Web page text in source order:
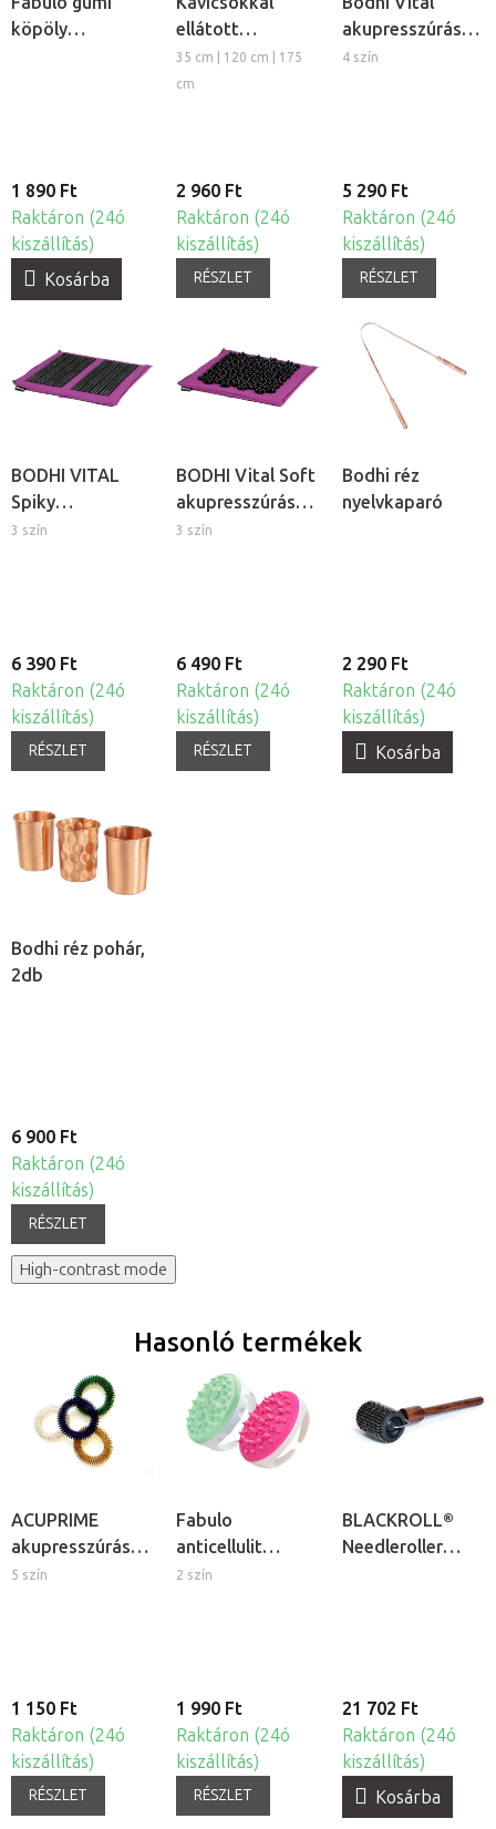
köpöly
1 890 Ft
Raktáron (24ó
kiszállítás)
Kosárba
ellátott
akupresszúrás
masszázs
35 cm | 120 cm | 175
cm
2 960 Ft
Raktáron (24ó
kiszállítás)
RÉSZLET
akupresszúrás
párna
4 szín
5 290 Ft
Raktáron (24ó
kiszállítás)
RÉSZLET
BODHI VITAL
Spiky
akupresszúrás
3 szín
6 390 Ft
Raktáron (24ó
kiszállítás)
RÉSZLET
BODHI Vital Soft
akupresszúrás
talpmasszázs
3 szín
6 490 Ft
Raktáron (24ó
kiszállítás)
RÉSZLET
Bodhi réz
nyelvkaparó
2 290 Ft
Raktáron (24ó
kiszállítás)
Kosárba
Bodhi réz pohár,
2db
6 900 Ft
Raktáron (24ó
kiszállítás)
RÉSZLET
High-contrast mode
Hasonló termékek
ACUPRIME
akupresszúrás
masszázs
5 szín
1 150 Ft
Raktáron (24ó
kiszállítás)
RÉSZLET
Fabulo
anticellulit
masszázskefe
2 szín
1 990 Ft
Raktáron (24ó
kiszállítás)
RÉSZLET
BLACKROLL®
Needleroller
21 702 Ft
Raktáron (24ó
kiszállítás)
Kosárba